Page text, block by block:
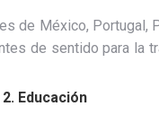
México, Portugal,
de sentido para la
Educación